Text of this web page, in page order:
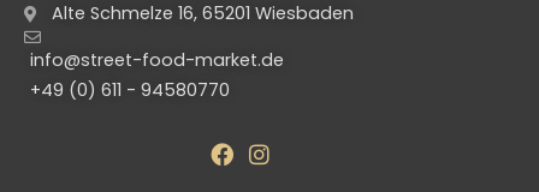
Alte Schmelze 16, 65201 Wiesbaden
info@street-food-market.de
+49 (0) 611 - 94580770